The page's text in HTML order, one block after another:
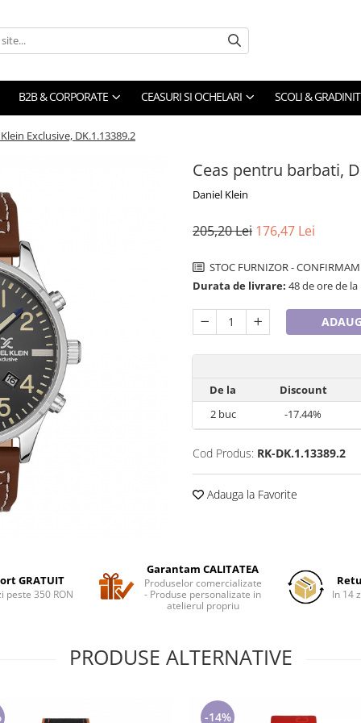
B2B & CORPORATE CEASURI SI OCHELARI SCOLI &
Exclusive, DK.1.13389.2
Ceas pentru barbati,
Daniel Klein
205,20 Lei 176,47 Lei
STOC FURNIZOR -
Durata de livrare: 48 de ore de
De la
Discount
2buc -17.44%
Cod Produs: RK-DK.1.13389.2
Adauga la Favorite
GRATUIT
peste 350 RON
Garantam CALITATEA
Produselor comercializate
- Produse personalizate in
atelierul propriu
In 14
PRODUSE ALTERNATIVE
-14%